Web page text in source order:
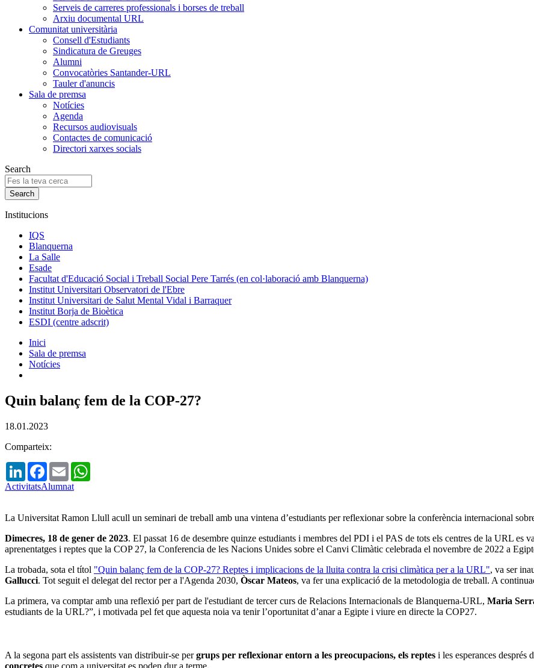
Serveis de carreres professionals i borses de treball
Arxiu documental URL
Comunitat universitària
Consell d'Estudiants
Sindicatura de Greuges
Alumni
Convocatòries Santander-URL
Tauler d'anuncis
Sala de premsa
Notícies
Agenda
Recursos audiovisuals
Contactes de comunicació
Directori xarxes socials
Search
Institucions
IQS
Blanquerna
La Salle
Esade
Facultat d'Educació Social i Treball Social Pere Tarrés (en col·laboració amb Blanquerna)
Institut Universitari Observatori de l'Ebre
Institut Universitari de Salut Mental Vidal i Barraquer
Institut Borja de Bioètica
ESDI (centre adscrit)
Inici
Sala de premsa
Notícies
Quin balanç fem de la COP-27?
18.01.2023
Comparteix:
LinkedInFacebook
Email
ActivitatsAlumnat
La Universitat Ramon Llull acull un seminari de treball amb una vintena d’estudiants per reflexionar sobre la conferència internacional
Dimecres, 18 de gener de 2023. El passat 16 de desembre quinze estudiants i membres del PDI i el PAS de tots els centres de la URL es
aprenentatges i reptes que la COP 27, la Conferencia de les Nacions Unides sobre el Canvi Climàtic celebrada el novembre de 2022 a
La trobada, sota el títol "Quin balanç fem de la COP-27? Reptes i implicacions de la lluita contra la crisi climàtica per a la URL", va ser
Gallucci. Tot seguit el delegat del rector per a l'Agenda 2030, Òscar Mateos, va fer una explicació de la metodologia de treball. A
La primera, va comptar amb una reflexió per part de l'estudiant de tercer curs de Relacions Internacionals de Blanquerna-URL, Maria
estudiants de la URL?”, i motivada pel fet que aquesta noia va tenir l’oportunitat d’anar a Egipte i viure en directe la COP27.
A la segona part els assistents van distribuir-se pergrups per reflexionar entorn a les preocupacions, els reptes i les esperances
concretes que com a universitat es poden dur a terme.